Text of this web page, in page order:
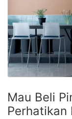
Mau Beli
Perhatikan